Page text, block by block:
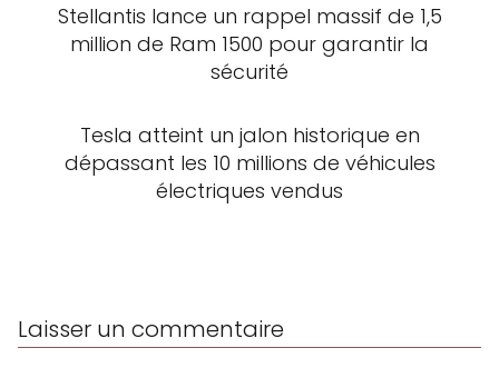
Stellantis lance un rappel massif de 1,5
million de Ram 1500 pour garantir la
sécurité
Tesla atteint un jalon historique en
dépassant les 10 millions de véhicules
électriques vendus
Laisser un commentaire